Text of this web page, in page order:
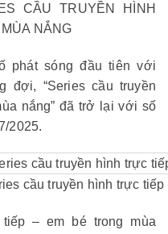
CẦU TRUYỀN HÌNH
NẮNG
phát sóng đầu tiên với
đợi, “Series cầu truyền
nắng” đã trở lại với số
2025.
cầu truyền hình trực
– em bé trong mùa